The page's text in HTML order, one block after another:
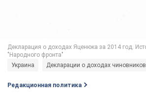
Украина Декларации о доходах чиновников
Редакционная политика